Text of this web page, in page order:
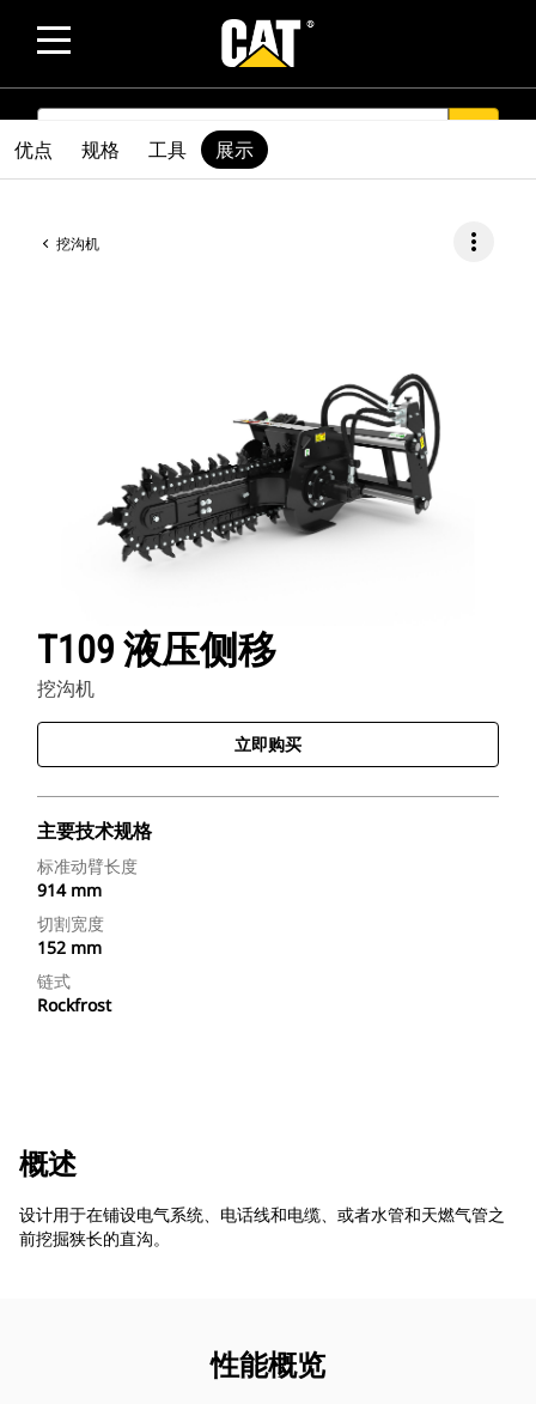
SEARCH
挖沟机 more_vert
T109 液压侧移
挖沟机
立即购买
主要技术规格
标准动臂长度
914 mm
切割宽度
152 mm
链式
Rockfrost
优点 规格 工具 展示
概述
设计用于在铺设电气系统、电话线和电缆、或者水管和天燃气管之
前挖掘狭长的直沟。
性能概览